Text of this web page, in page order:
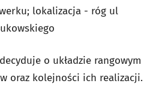
lokalizacja - róg ul
o układzie rangowym
oraz kolejności ich realizacji.